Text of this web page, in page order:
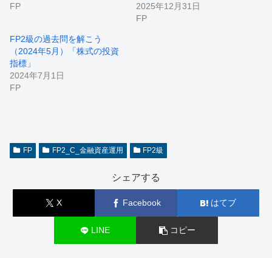
FP
2025年12月31日
FP
FP2級の過去問を解こう
（2024年5月）「株式の投資
指標」
2024年7月1日
FP
FP FP2_C_金融資産運用 FP2級
シェアする
X Facebook はてブ
LINE コピー